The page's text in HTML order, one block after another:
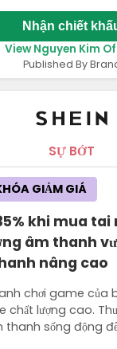
Nhận chiết
View Nguyen Kim
Published By
SỰ BỚT
khi mua
âm thanh
nâng cao
chơi game của
chất lượng cao.
sống động
GIẢM GIÁ